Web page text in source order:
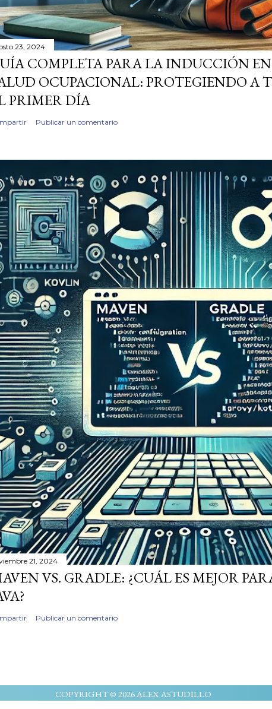
23, 2024
COMPLETA PARA LA INDUCCIÓN
OCUPACIONAL: PROTEGIENDO A
PRIMER DÍA
Publicar un comentario
21, 2024
VS. GRADLE: ¿CUÁL ES MEJOR
Publicar un comentario
COPYRIGHT © 2026 ALEX ASTUDILLO